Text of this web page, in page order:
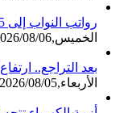
رواتب النواب إلى 5 آلاف دولار شهرياً… فكيف أقرّت الزيادة؟
الخميس,2026/08/06 9:22 صباحًا
بعد التراجع..
الأربعاء,2026/08/05 11:21 صباحًا